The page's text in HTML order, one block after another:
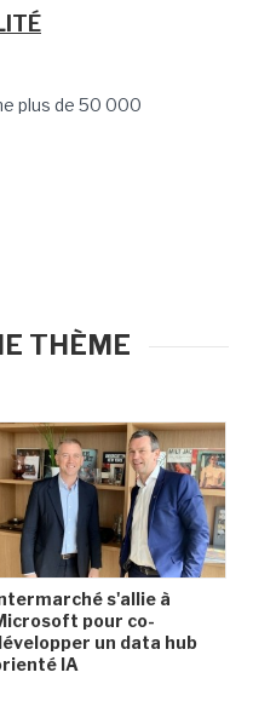
plus de 50 000
THÈME
s'allie à
pour co-
un data hub
IA